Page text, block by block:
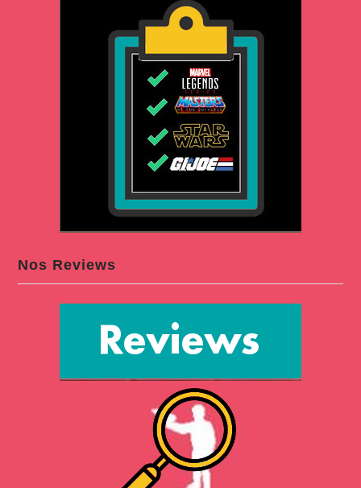
Nos Reviews